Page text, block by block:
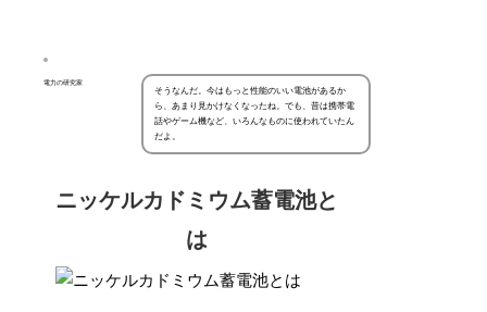
電力の研究家
そうなんだ。今はもっと性能のいい電池があるか
ら、あまり見かけなくなったね。でも、昔は携帯電
話やゲーム機など、いろんなものに使われていたん
だよ。
ニッケルカドミウム蓄電池と
は